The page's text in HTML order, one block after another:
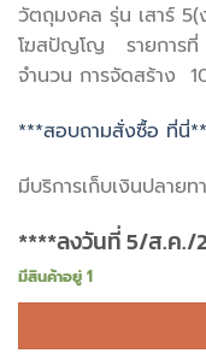
วัตถุมงคล รุ่น เสาร์ 5(
โฆสปัญโญ รายการที่
จำนวน การจัดสร้าง
***สอบถามสั่งซื้อ ที่นี่
มีบริการเก็บเงินปลายท
****ลงวันที่ 5/ส.ค./
มีสินค้าอยู่ 1